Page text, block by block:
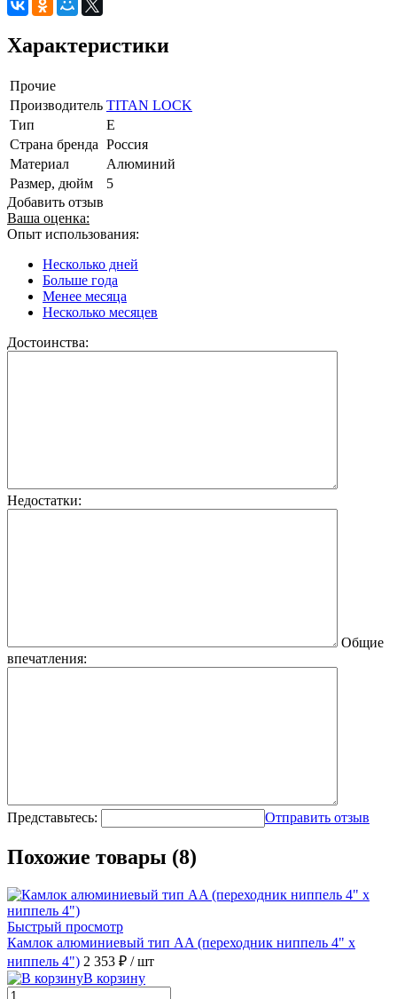
Характеристики
Прочие
Производитель TITAN LOCK
Тип
E
Страна бренда Россия
Материал
Алюминий
Размер, дюйм
5
Добавить отзыв
Ваша оценка:
Опыт использования:
Несколько дней
Больше года
Менее месяца
Несколько месяцев
Достоинства:
Недостатки:
Общие
впечатления:
Представьтесь: Отправить отзыв
Похожие товары (8)
Быстрый просмотр
Камлок алюминиевый тип AA (переходник ниппель 4" х
ниппель 4") 2 353 ₽ / шт
В корзину